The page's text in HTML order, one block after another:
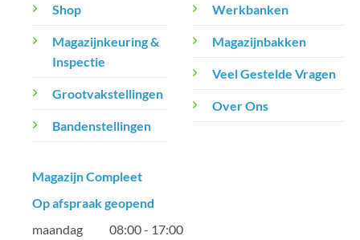
Shop
Magazijnkeuring &
Inspectie
Grootvakstellingen
Bandenstellingen
Werkbanken
Magazijnbakken
Veel Gestelde Vragen
Over Ons
Magazijn Compleet
Op afspraak geopend
maandag 08:00 - 17:00